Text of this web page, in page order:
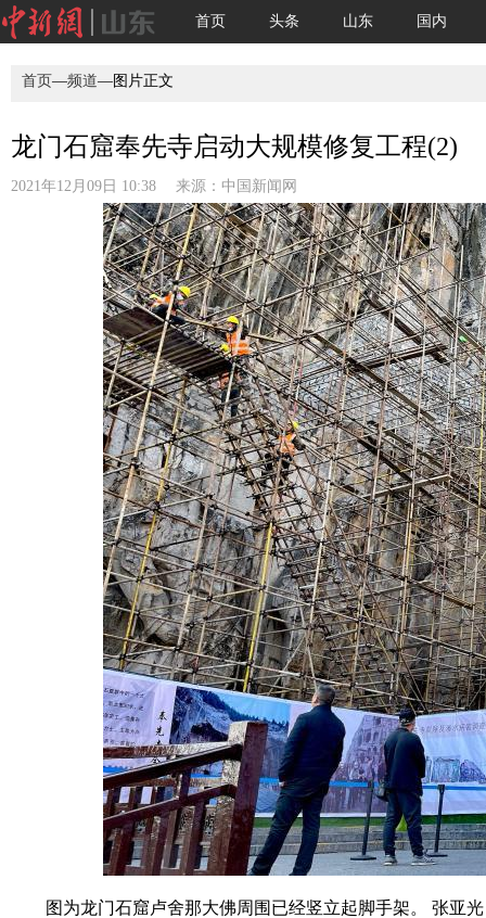
首页 头条 山东 国内
首页—频道—图片正文
龙门石窟奉先寺启动大规模修复工程(2)
2021年12月09日 10:38 来源： 中国新闻网
图为龙门石窟卢舍那大佛周围已经竖立起脚手架。 张亚光